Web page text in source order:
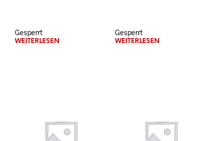
Gesperrt
WEITERLESEN
Gesperrt
WEITERLESEN